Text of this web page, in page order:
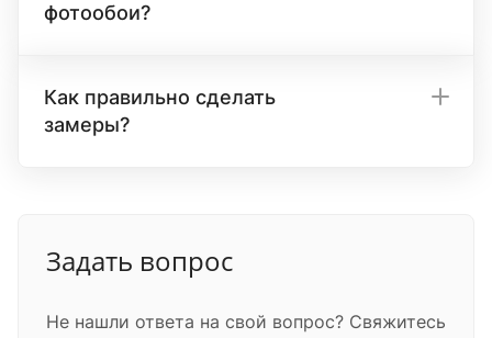
фотообои?
Как правильно сделать
замеры?
Задать вопрос
Не нашли ответа на свой вопрос? Свяжитесь